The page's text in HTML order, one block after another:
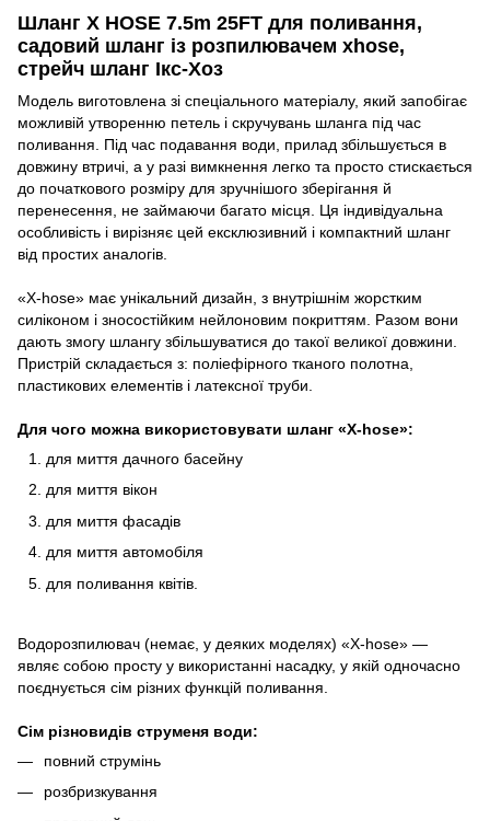
Шланг X HOSE 7.5m 25FT для поливання,
садовий шланг із розпилювачем xhose,
стрейч шланг Ікс-Хоз
Модель виготовлена зі спеціального матеріалу, який запобігає
можливій утворенню петель і скручувань шланга під час
поливання. Під час подавання води, прилад збільшується в
довжину втричі, а у разі вимкнення легко та просто стискається
до початкового розміру для зручнішого зберігання й
перенесення, не займаючи багато місця. Ця індивідуальна
особливість і вирізняє цей ексклюзивний і компактний шланг
від простих аналогів.
«X-hose» має унікальний дизайн, з внутрішнім жорстким
силіконом і зносостійким нейлоновим покриттям. Разом вони
дають змогу шлангу збільшуватися до такої великої довжини.
Пристрій складається з: поліефірного тканого полотна,
пластикових елементів і латексної труби.
Для чого можна використовувати шланг «X-hose»:
для миття дачного басейну
для миття вікон
для миття фасадів
для миття автомобіля
для поливання квітів.
Водорозпилювач (немає, у деяких моделях) «X-hose» —
являє собою просту у використанні насадку, у якій одночасно
поєднується сім різних функцій поливання.
Сім різновидів струменя води:
повний струмінь
розбризкування